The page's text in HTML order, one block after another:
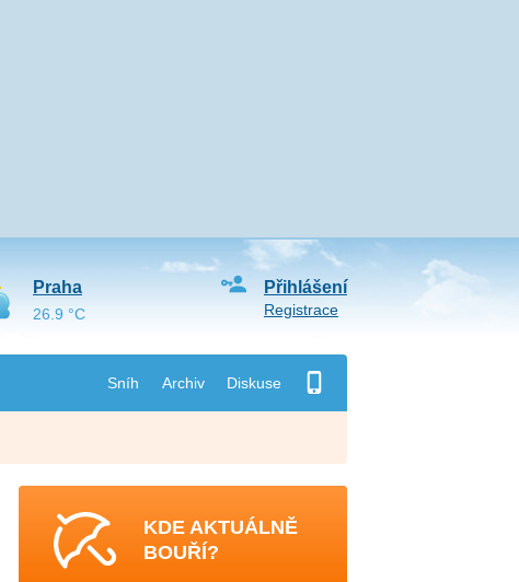
Sníh Archiv Diskuse
Přihlášení
Registrace
Praha
26.9 °C
KDE AKTUÁLNĚ
BOUŘÍ?